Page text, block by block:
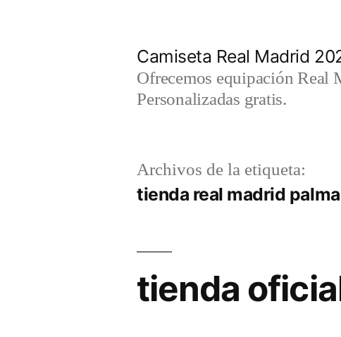
Camiseta Real Madrid
Ofrecemos equipación Real
Personalizadas gratis.
Archivos de la etiqueta:
tienda real madrid palma
tienda